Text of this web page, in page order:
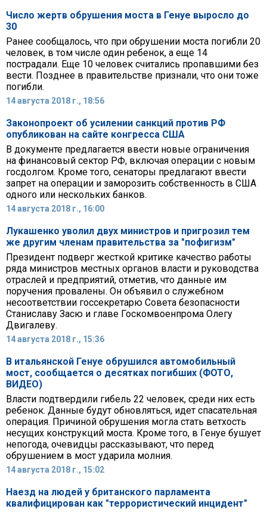
Число жертв обрушения моста в Генуе выросло до
30
Ранее сообщалось, что при обрушении моста погибли 20
человек, в том числе один ребенок, а еще 14
пострадали. Еще 10 человек считались пропавшими без
вести. Позднее в правительстве признали, что они тоже
погибли.
14 августа 2018 г., 18:56
Законопроект об усилении санкций против РФ
опубликован на сайте конгресса США
В документе предлагается ввести новые ограничения
на финансовый сектор РФ, включая операции с новым
госдолгом. Кроме того, сенаторы предлагают ввести
запрет на операции и заморозить собственность в США
одного или нескольких банков.
14 августа 2018 г., 16:00
Лукашенко уволил двух министров и пригрозил тем
же другим членам правительства за "пофигизм"
Президент подверг жесткой критике качество работы
ряда министров местных органов власти и руководства
отраслей и предприятий, отметив, что данные им
поручения провалены. Он объявил о служебном
несоответствии госсекретарю Совета безопасности
Станиславу Засю и главе Госкомвоенпрома Олегу
Двигалеву.
14 августа 2018 г., 15:36
В итальянской Генуе обрушился автомобильный
мост, сообщается о десятках погибших (ФОТО,
ВИДЕО)
Власти подтвердили гибель 22 человек, среди них есть
ребенок. Данные будут обновляться, идет спасательная
операция. Причиной обрушения могла стать ветхость
несущих конструкций моста. Кроме того, в Генуе бушует
непогода, очевидцы рассказывают, что перед
обрушением в мост ударила молния.
14 августа 2018 г., 15:02
Наезд на людей у британского парламента
квалифицирован как "террористический инцидент"